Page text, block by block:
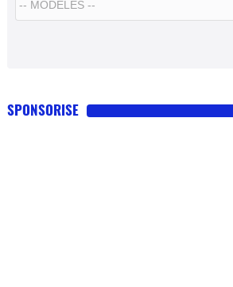
SPONSORISE